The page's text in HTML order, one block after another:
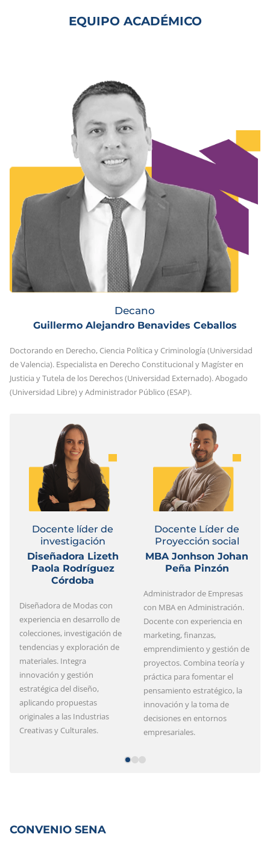
EQUIPO ACADÉMICO
Decano
Guillermo Alejandro Benavides Ceballos
Doctorando en Derecho, Ciencia Política y Criminología (Universidad
de Valencia). Especialista en Derecho Constitucional y Magíster en
Justicia y Tutela de los Derechos (Universidad Externado). Abogado
(Universidad Libre) y Administrador Público (ESAP).
Docente líder de
investigación
Diseñadora Lizeth
Paola Rodríguez
Córdoba
Diseñadora de Modas con
experiencia en desarrollo de
colecciones, investigación de
tendencias y exploración de
materiales. Integra
innovación y gestión
estratégica del diseño,
aplicando propuestas
originales a las Industrias
Creativas y Culturales.
Docente Líder de
Proyección social
MBA Jonhson Johan
Peña Pinzón
Administrador de Empresas
con MBA en Administración.
Docente con experiencia en
marketing, finanzas,
emprendimiento y gestión de
proyectos. Combina teoría y
práctica para fomentar el
pensamiento estratégico, la
innovación y la toma de
decisiones en entornos
empresariales.
CONVENIO SENA